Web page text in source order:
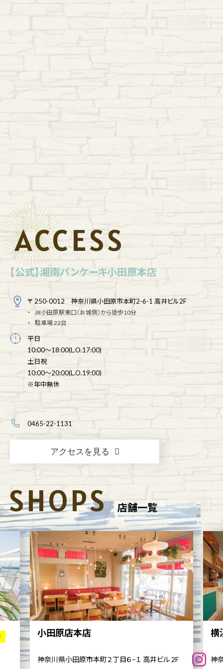
ACCESS
【公式】湘南パンケーキ小田原本店
〒 250-0012 神奈川県小田原市本町2-6-1 高井ビル2F
JR小田原駅東口〈お城側〉から徒歩10分
駐車場 22台
平日
10:00～18:00(L.O.17:00)
土日祝
10:00～20:00(L.O.19:00)
※年中無休
0465-22-1131
アクセスを見る
SHOPS 店舗一覧
小田原店本店
神奈川県小田原市本町２丁目６−１ 高井ビル 2F
横
神